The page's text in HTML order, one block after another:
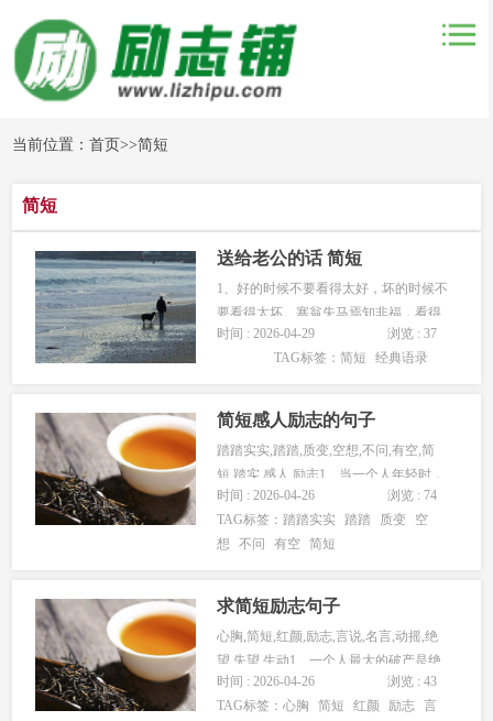
当前位置：首页>>简短
简短
送给老公的话 简短
1、好的时候不要看得太好，坏的时候不
要看得太坏。塞翁失马焉知非福，看得
远就不会计较眼前的得失。人自然会活
的轻松很多，才会集中精力达成自己的
过去就成了槛！3…...
时间 : 2026-04-29
浏览 : 37
TAG标签：简短 经典语录
简短感人励志的句子
踏踏实实,踏踏,质变,空想,不问,有空,简
短,踏实,感人,励志1、当一个人年轻时，
谁没有空想过?谁没...
时间 : 2026-04-26
浏览 : 74
TAG标签： 踏踏实实 踏踏 质变
空
想
不问 有空 简短
求简短励志句子
心胸,简短,红颜,励志,言说,名言,动摇,绝
望,失望,生动1、一个人最大的破产是绝
望，最大的资产是希...
时间 : 2026-04-26
浏览 : 43
TAG标签：心胸 简短 红颜 励志 言